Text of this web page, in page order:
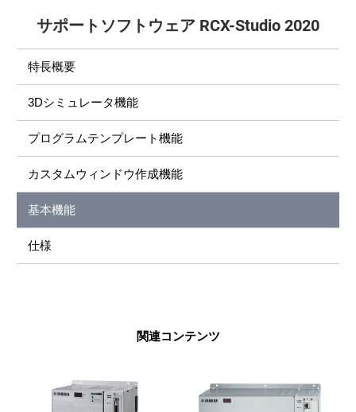
サポートソフトウェア RCX-Studio 2020
特長概要
3Dシミュレータ機能
プログラムテンプレート機能
カスタムウィンドウ作成機能
基本機能
仕様
関連コンテンツ